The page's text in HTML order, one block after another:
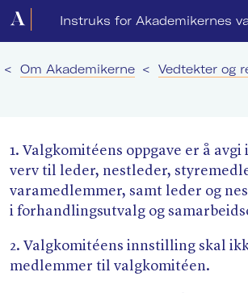
Instruks for Akademikernes
Forside
Kurs og konferanser
For media
Akademikerne Pluss
Nyheter
< Om Akademikerne < Vedtekter og
1. Valgkomitéens oppgave er å
verv til leder, nestleder,
varamedlemmer, samt leder og
i forhandlingsutvalg og
2. Valgkomitéens innstilling skal
medlemmer til valgkomitéen.